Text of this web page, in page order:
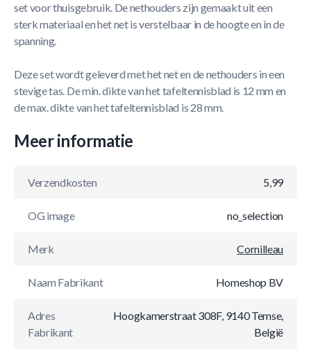
set voor thuisgebruik. De nethouders zijn gemaakt uit een
sterk materiaal en het net is verstelbaar in de hoogte en in de
spanning.
Deze set wordt geleverd met het net en de nethouders in een
stevige tas. De min. dikte van het tafeltennisblad is 12 mm en
de max. dikte van het tafeltennisblad is 28 mm.
Meer informatie
Verzendkosten 5,99
OG image no_selection
Merk Cornilleau
Naam Fabrikant Homeshop BV
Adres
Fabrikant
Hoogkamerstraat 308F, 9140 Temse,
België